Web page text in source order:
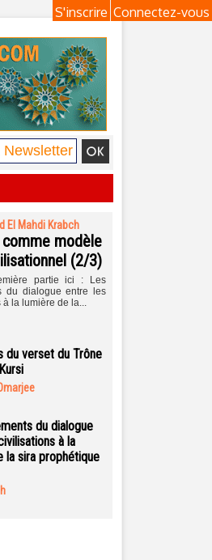
Connectez-vous
S'inscrire
El Mahdi Krabch
modèle
(2/3)
partie ici : Les
du dialogue entre les
la lumière de la...
du verset du Trône
du dialogue
à la
la sira prophétique